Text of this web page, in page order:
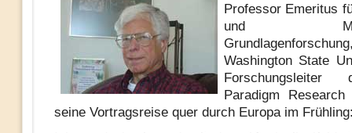
Professor Emeritus
und
Washington State
Paradigm
seine Vortragsreise quer durch Europa im